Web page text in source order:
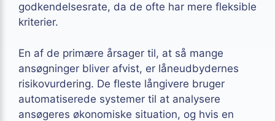
godkendelsesrate, da de ofte har mere fleksible
kriterier.
En af de primære årsager til, at så mange
ansøgninger bliver afvist, er låneudbydernes
risikovurdering. De fleste långivere bruger
automatiserede systemer til at analysere
ansøgeres økonomiske situation, og hvis en